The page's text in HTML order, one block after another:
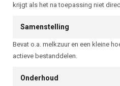
krijgt als het na toepassing niet
Samenstelling
Bevat o.a. melkzuur en een kleine
actieve bestanddelen.
Onderhoud